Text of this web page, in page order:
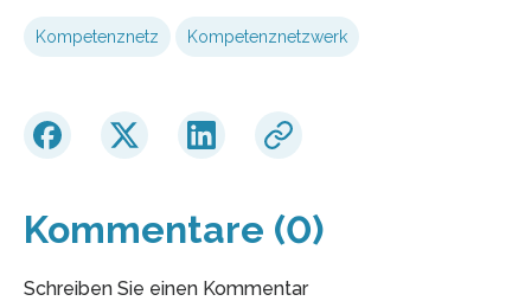
Kompetenznetz Kompetenznetzwerk
Kommentare (0)
Schreiben Sie einen Kommentar